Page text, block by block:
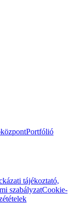
Portfólió
tájékoztató,
szabályzatCookie-